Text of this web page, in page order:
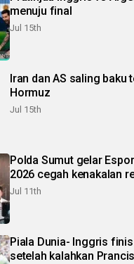
menuju final
Jul 15th
Iran dan AS saling baku
Hormuz
Jul 15th
Polda Sumut gelar
2026 cegah kenakalan
Jul 11th
Piala Dunia- Inggris
setelah kalahkan